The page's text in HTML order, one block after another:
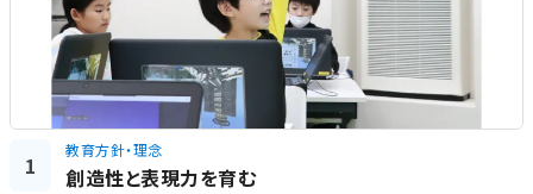
1
教育方針・理念
創造性と表現力を育む